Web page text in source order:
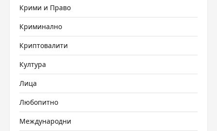
Крими и Право
Криминално
Криптовалити
Култура
Лица
Любопитно
Международни